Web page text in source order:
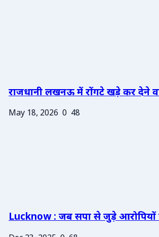
राजधानी लखनऊ में रोंगटे खड़े कर देने
May 18, 2026 0 48
Lucknow : जब सपा से जुड़े आरोपियों